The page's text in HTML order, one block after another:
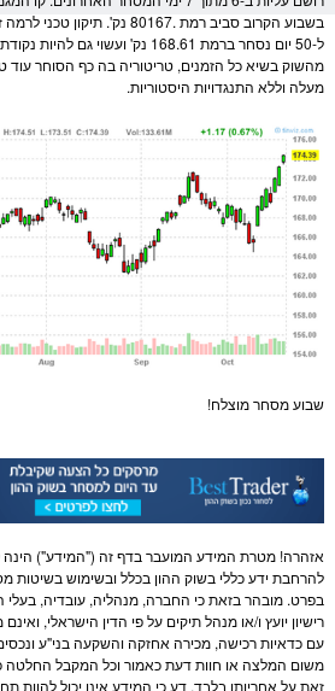
בשבוע הקרוב סביב רמת .80167
ל-50 יום נסחר ברמת 168.61 נק'
מהשוק בשיא כל הזמנים, טריטוריה בה כף הסוחר
מעלה וללא התנגדויות היסטוריות.
שבועמסחרמוצלח!
אזהרה! מטרת המידע המועבר בדף זה ("המידע") הינה
להרחבת ידע כללי בשוק ההון בכלל ובשימוש בשיטות
בפרט. מובהר בזאת כי החברה, מנהליה, עובדיה, בעלי
רישיון יועץ ו/או מנהל תיקים על פי הדין הישראלי,
עם כדאיות רכישה, מכירה אחזקה והשקעה בני"ע
משום המלצה או חוות דעת כאמור וכל המקבל
זאת על אחריותו בלבד. דע כי המידע אינו יכול להוות